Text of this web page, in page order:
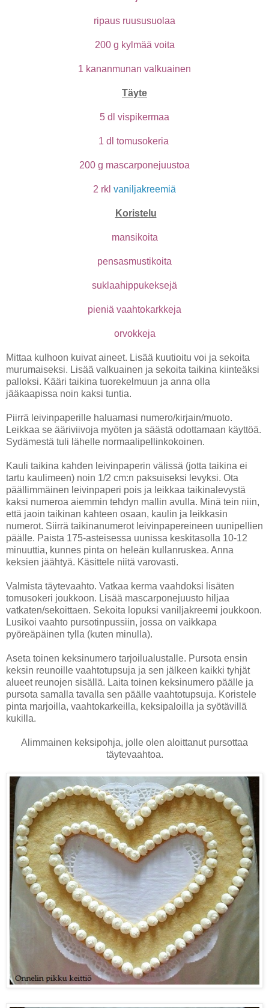
ripaus ruususuolaa
200 g kylmää voita
1 kananmunan valkuainen
Täyte
5 dl vispikermaa
1 dl tomusokeria
200 g mascarponejuustoa
2 rkl vaniljakreemiä
Koristelu
mansikoita
pensasmustikoita
suklaahippukeksejä
pieniä vaahtokarkkeja
orvokkeja
Mittaa kulhoon kuivat aineet. Lisää kuutioitu voi ja sekoita
murumaiseksi. Lisää valkuainen ja sekoita taikina kiinteäksi
palloksi. Kääri taikina tuorekelmuun ja anna olla
jääkaapissa noin kaksi tuntia.
Piirrä leivinpaperille haluamasi numero/kirjain/muoto.
Leikkaa se ääriviivoja myöten ja säästä odottamaan käyttöä.
Sydämestä tuli lähelle normaalipellinkokoinen.
Kauli taikina kahden leivinpaperin välissä (jotta taikina ei
tartu kaulimeen) noin 1/2 cm:n paksuiseksi levyksi. Ota
päällimmäinen leivinpaperi pois ja leikkaa taikinalevystä
kaksi numeroa aiemmin tehdyn mallin avulla. Minä tein niin,
että jaoin taikinan kahteen osaan, kaulin ja leikkasin
numerot. Siirrä taikinanumerot leivinpapereineen uunipellien
päälle. Paista 175-asteisessa uunissa keskitasolla 10-12
minuuttia, kunnes pinta on heleän kullanruskea. Anna
keksien jäähtyä. Käsittele niitä varovasti.
Valmista täytevaahto. Vatkaa kerma vaahdoksi lisäten
tomusokeri joukkoon. Lisää mascarponejuusto hiljaa
vatkaten/sekoittaen. Sekoita lopuksi vaniljakreemi joukkoon.
Lusikoi vaahto pursotinpussiin, jossa on vaikkapa
pyöreäpäinen tylla (kuten minulla).
Aseta toinen keksinumero tarjoilualustalle. Pursota ensin
keksin reunoille vaahtotupsuja ja sen jälkeen kaikki tyhjät
alueet reunojen sisällä. Laita toinen keksinumero päälle ja
pursota samalla tavalla sen päälle vaahtotupsuja. Koristele
pinta marjoilla, vaahtokarkeilla, keksipaloilla ja syötävillä
kukilla.
Alimmainen keksipohja, jolle olen aloittanut pursottaa
täytevaahtoa.